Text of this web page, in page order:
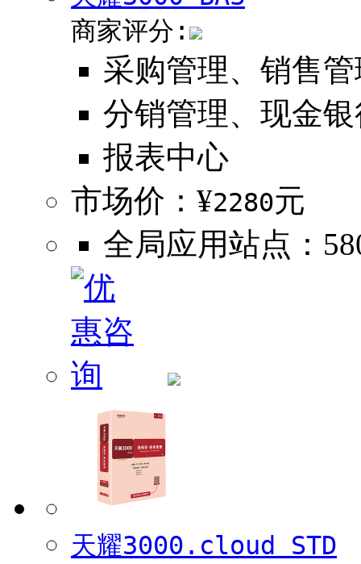
商家评分:
采购管理、销售
分销管理、现金
报表中心
市场价：¥2280元
全局应用站点：
天耀3000.cloud STD